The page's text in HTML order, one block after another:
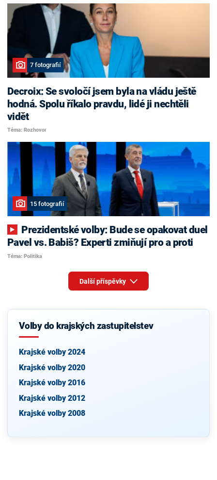
7 fotografií
Decroix: Se svoločí jsem byla na vládu ještě
hodná. Spolu říkalo pravdu, lidé ji nechtěli
vidět
Téma: Rozhovor
15 fotografií
Pavel vs. Babiš? Experti zmiňují pro a proti
Téma: Politika
Další příspěvky
Volby do krajských zastupitelstev
Krajské volby 2024
Krajské volby 2020
Krajské volby 2016
Krajské volby 2012
Krajské volby 2008